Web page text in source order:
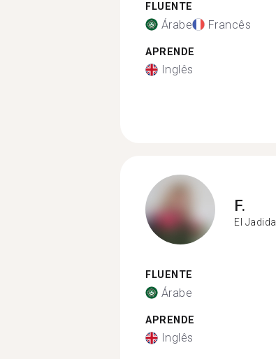
FLUENTE
Árabe Francês
APRENDE
Inglês
F.
El Jadida
FLUENTE
Árabe
APRENDE
Inglês